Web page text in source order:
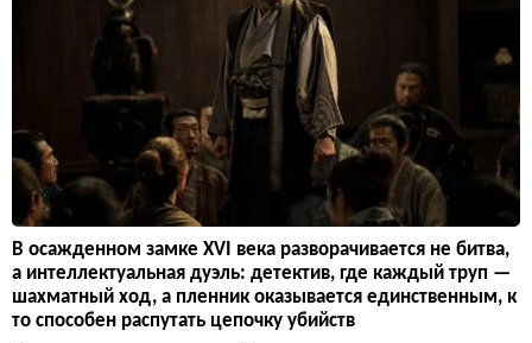
В осажденном замке XVI века разворачивается не битва,
а интеллектуальная дуэль: детектив, где каждый труп —
шахматный ход, а пленник оказывается единственным, к
то способен распутать цепочку убийств